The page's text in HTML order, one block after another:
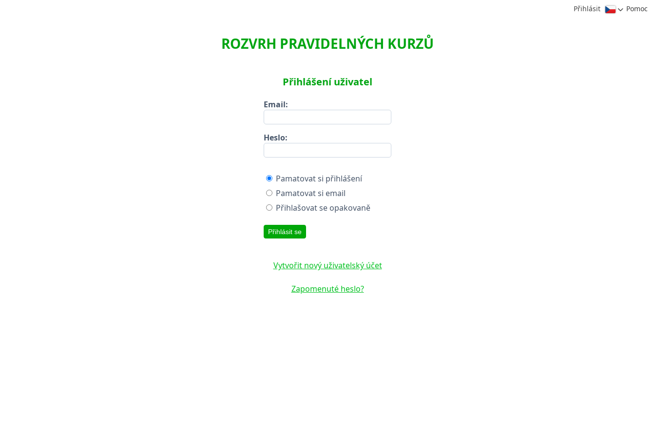
Přihlásit Pomoc
ROZVRH PRAVIDELNÝCH KURZŮ
Přihlášení uživatel
Email:
Heslo:
Pamatovat si přihlášení
Pamatovat si email
Přihlašovat se opakovaně
Přihlásit se
Vytvořit nový uživatelský účet
Zapomenuté heslo?